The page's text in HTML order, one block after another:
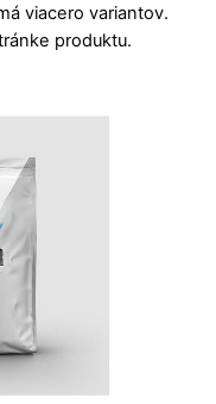
viacero variantov.
produktu.